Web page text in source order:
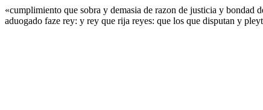
«cumplimiento que sobra y demasia de razon de justicia y bondad
aduogado faze rey: y rey que rija reyes: que los que disputan y